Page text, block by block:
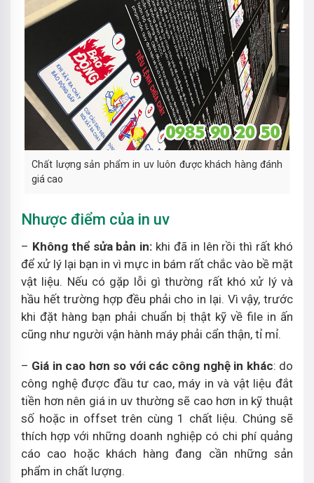
Chất lượng sản phẩm in uv luôn được khách hàng đánh
giá cao
Nhược điểm của in uv
– Không thể sửa bản in: khi đã in lên rồi thì rất khó
để xử lý lại bạn in vì mực in bám rất chắc vào bề mặt
vật liệu. Nếu có gặp lỗi gì thường rất khó xử lý và
hầu hết trường hợp đều phải cho in lại. Vì vậy, trước
khi đặt hàng bạn phải chuẩn bị thật kỹ về file in ấn
cũng như người vận hành máy phải cẩn thận, tỉ mỉ.
– Giá in cao hơn so với các công nghệ in khác: do
công nghệ được đầu tư cao, máy in và vật liệu đắt
tiền hơn nên giá in uv thường sẽ cao hơn in kỹ thuật
số hoặc in offset trên cùng 1 chất liệu. Chúng sẽ
thích hợp với những doanh nghiệp có chi phí quảng
cáo cao hoặc khách hàng đang cần những sản
phẩm in chất lượng.